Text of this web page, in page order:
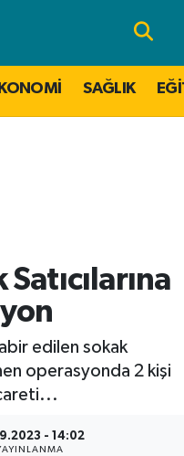
SAĞLIK
Satıcılarına
edilen sokak
operasyonda 2 kişi
- 14:02